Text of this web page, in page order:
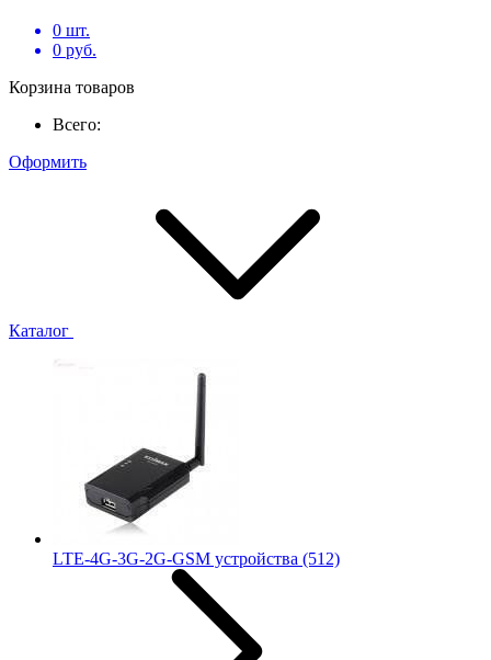
0 шт.
0 руб.
Корзина товаров
Всего:
Оформить
Каталог
LTE-4G-3G-2G-GSM устройства (512)